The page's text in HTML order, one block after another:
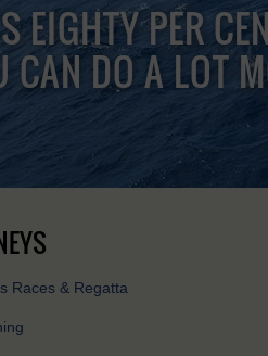
EIGHTY PER
CAN DO A LOT
Races & Regatta